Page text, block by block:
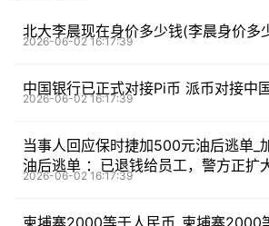
北大李晨现在身价多少钱(李晨身价多
2026-06-02 16:17:39
中国银行已正式对接Pi币 派币对接中
2026-06-02 16:17:39
当事人回应保时捷加500元油后逃单_
油后逃单 ：已退钱给员工，警方正扩
2026-06-02 16:17:39
柬埔寨2000等于人民币_柬埔寨2000